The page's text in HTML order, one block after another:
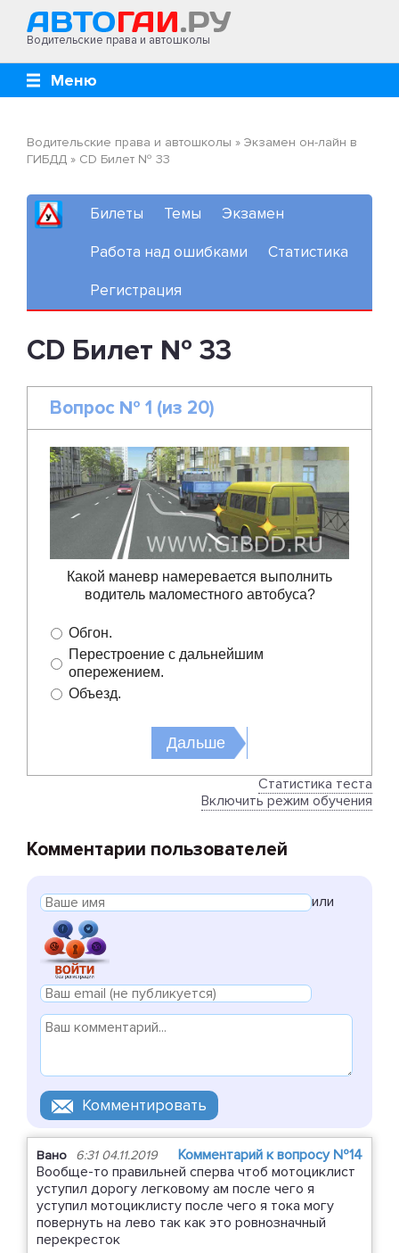
Водительские права и автошколы
Меню
Водительские права и автошколы » Экзамен он-лайн в
ГИБДД » CD Билет № 33
Билеты Темы Экзамен
Работа над ошибками Статистика
Регистрация
CD Билет № 33
Вопрос № 1 (из 20)
Какой маневр намеревается выполнить
водитель маломестного автобуса?
Обгон.
Перестроение с дальнейшим
опережением.
Объезд.
Cтатистика теста
Включить режим обучения
Комментарии пользователей
или
Вано 6:31 04.11.2019
Комментарий к вопросу №14
Вообще-то правильней сперва чтоб мотоциклист
уступил дорогу легковому ам после чего я
уступил мотоциклисту после чего я тока могу
повернуть на лево так как это ровнозначный
перекресток